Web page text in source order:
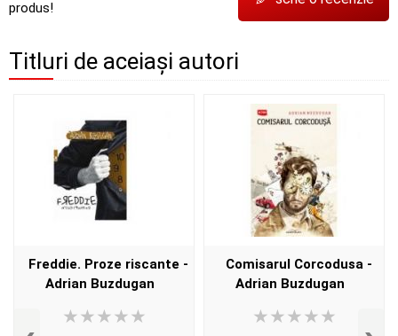
produs!
Titluri de aceiași autori
Freddie. Proze riscante -
Adrian Buzdugan
Comisarul Corcodusa -
Adrian Buzdugan